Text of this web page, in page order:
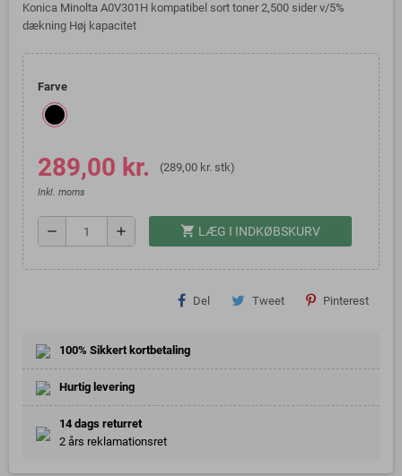
Konica Minolta A0V301H kompatibel sort toner 2,500 sider v/5%
dækning Høj kapacitet
Farve
289,00 kr. (289,00 kr. stk)
Inkl. moms
remove add shopping_cart LÆG I INDKØBSKURV
Del Tweet Pinterest
100% Sikkert kortbetaling
Hurtig levering
14 dags returret
2 års reklamationsret